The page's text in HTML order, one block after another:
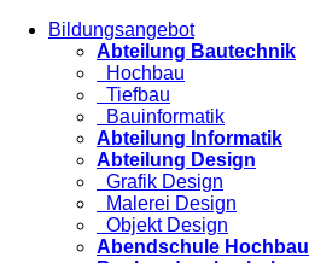
Bildungsangebot
Abteilung Bautechnik
Hochbau
Tiefbau
Bauinformatik
Abteilung Informatik
Abteilung Design
Grafik Design
Malerei Design
Objekt Design
Abendschule Hochbau